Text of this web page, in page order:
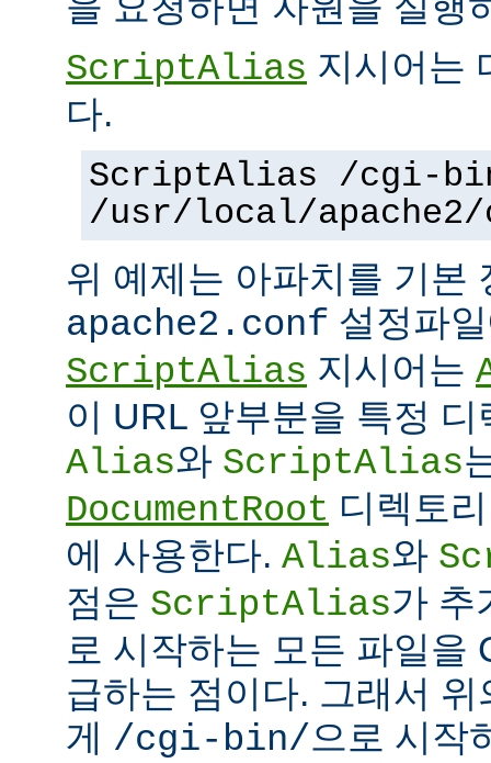
ScriptAlias 지시어는
다.
ScriptAlias /cgi-
/usr/local/
위 예제는 아파치를 기본
apache2.conf 설정파
ScriptAlias 지시어는
이 URL 앞부분을 특정
Alias와 ScriptAlias
DocumentRoot 디렉토
에 사용한다. Alias와
점은 ScriptAlias가 추
로 시작하는 모든 파일을
급하는 점이다. 그래서
게 /cgi-bin/으로 시작